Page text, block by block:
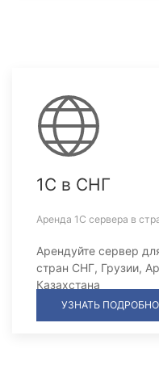
1С в СНГ
Аренда 1С сервера в
Арендуйте сервер
стран СНГ, Грузии,
Казахстана
УЗНАТЬ